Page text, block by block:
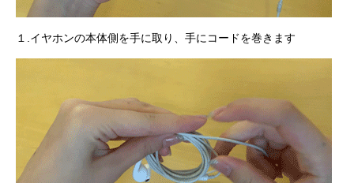
１.イヤホンの本体側を手に取り、手にコードを巻きます